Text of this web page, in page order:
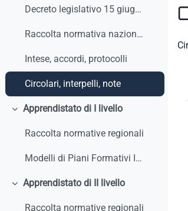
Decreto legislativo 15 giugno 2015, n. 81 - Discip...
Raccolta normativa nazionale
Intese, accordi, protocolli
Circolari, interpelli, note
Colapsar
Apprendistato di I livello
Raccolta normative regionali
Modelli di Piani Formativi Individuali
Colapsar
Apprendistato di II livello
Raccolta normative regionali